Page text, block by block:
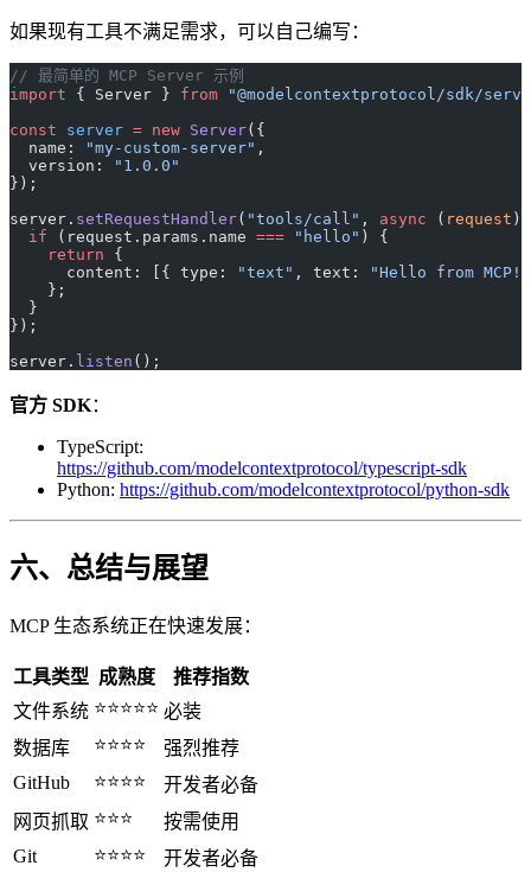
如果现有工具不满足需求，可以自己编写：
// 最简单的 MCP Server 示例
import { Server } from "@modelcontextprotocol/sdk/
const server = new Server({
  name:
"my-custom-server" ,
  version:
"1.0.0"
});
server. setRequestHandler( "tools/call" , async ( request )
  if
(request.params.name === "hello" ) {
    return
{
      content: [{ type:
"text" , text:
"Hello from MCP!"
    };
  }
});
server. listen ();
官方 SDK：
TypeScript:
https://github.com/modelcontextprotocol/typescript-sdk
Python: https://github.com/modelcontextprotocol/python-sdk
六、总结与展望
MCP 生态系统正在快速发展：
工具类型 成熟度
推荐指数
文件系统 ⭐⭐⭐⭐⭐ 必装
数据库
⭐⭐⭐⭐
强烈推荐
GitHub
⭐⭐⭐⭐
开发者必备
网页抓取 ⭐⭐⭐
按需使用
Git
⭐⭐⭐⭐ 开发者必备